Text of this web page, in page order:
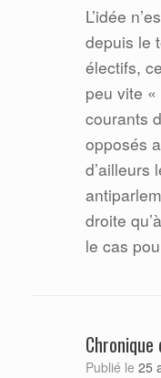
L’idée
depuis le
électifs,
peu vite
courants
opposés
d’ailleurs
droite
le cas
Chronique
Publié le 25